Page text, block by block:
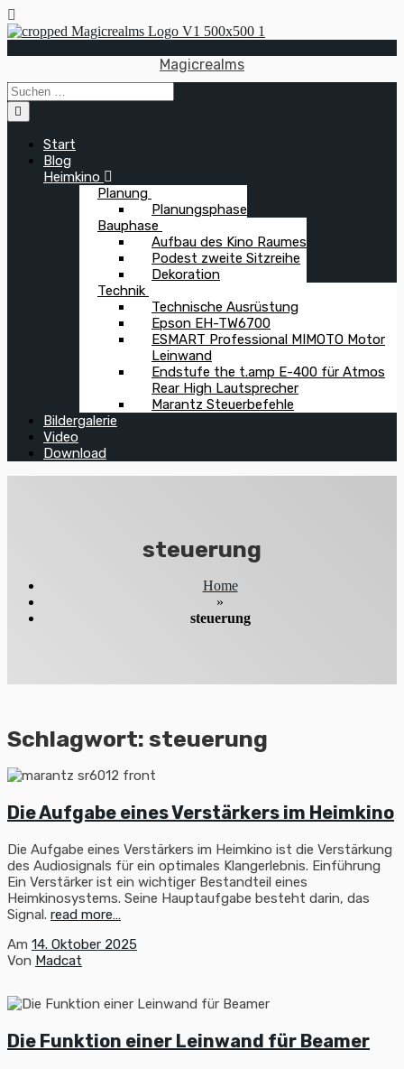
Zum
Inhalt
Magicrealms
Start
Blog
Heimkino
Planung
Planungsphase
Bauphase
Aufbau des Kino Raumes
Podest zweite Sitzreihe
Dekoration
Technik
Technische Ausrüstung
Epson EH-TW6700
ESMART Professional MIMOTO Motor
Leinwand
Endstufe the t.amp E-400 für Atmos
Rear High Lautsprecher
Marantz Steuerbefehle
Bildergalerie
Video
Download
steuerung
Home
»
steuerung
Schlagwort: steuerung
Die Aufgabe eines Verstärkers im Heimkino
Die Aufgabe eines Verstärkers im Heimkino ist die Verstärkung
des Audiosignals für ein optimales Klangerlebnis. Einführung
Ein Verstärker ist ein wichtiger Bestandteil eines
Heimkinosystems. Seine Hauptaufgabe besteht darin, das
Signal. read more…
Am 14. Oktober 2025
Von Madcat
Die Funktion einer Leinwand für Beamer